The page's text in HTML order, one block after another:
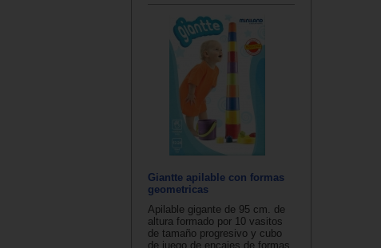
Giantte apilable con formas
geometricas
Apilable gigante de 95 cm. de
altura formado por 10 vasitos
de tamaño progresivo y cubo
de juego de encajes de formas